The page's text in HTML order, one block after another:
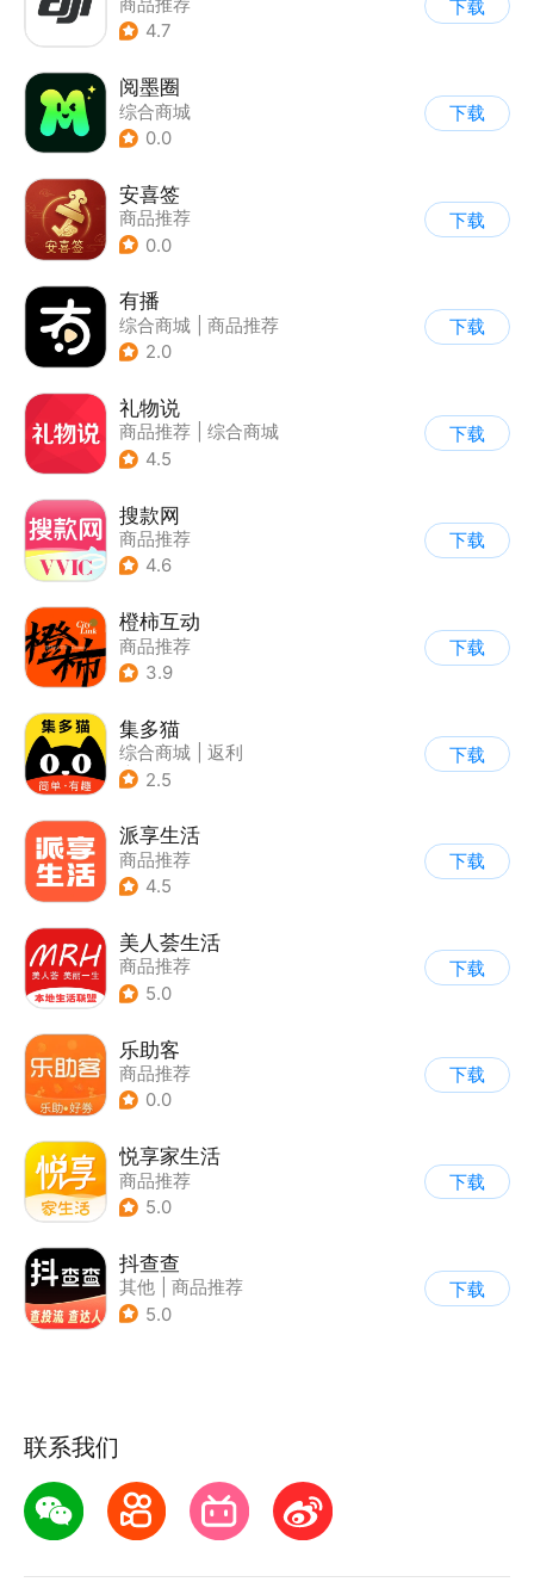
商品推荐
4.7
下载
阅墨圈
综合商城
0.0
下载
安喜签
商品推荐
0.0
下载
有播
综合商城
商品推荐
2.0
下载
礼物说
商品推荐
综合商城
4.5
下载
搜款网
商品推荐
4.6
下载
橙柿互动
商品推荐
3.9
下载
集多猫
综合商城
返利
| 商品推荐
2.5
下载
派享生活
商品推荐
4.5
下载
美人荟生活
商品推荐
5.0
下载
乐助客
商品推荐
0.0
下载
悦享家生活
商品推荐
5.0
下载
抖查查
其他
商品推荐
5.0
下载
联系我们